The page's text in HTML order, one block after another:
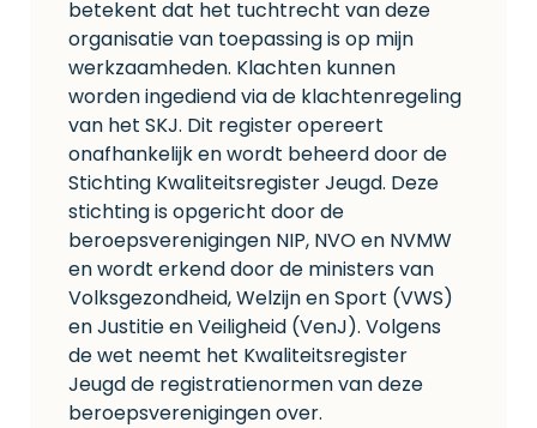
betekent dat het tuchtrecht van deze
organisatie van toepassing is op mijn
werkzaamheden. Klachten kunnen
worden ingediend via de klachtenregeling
van het SKJ. Dit register opereert
onafhankelijk en wordt beheerd door de
Stichting Kwaliteitsregister Jeugd. Deze
stichting is opgericht door de
beroepsverenigingen NIP, NVO en NVMW
en wordt erkend door de ministers van
Volksgezondheid, Welzijn en Sport (VWS)
en Justitie en Veiligheid (VenJ). Volgens
de wet neemt het Kwaliteitsregister
Jeugd de registratienormen van deze
beroepsverenigingen over.